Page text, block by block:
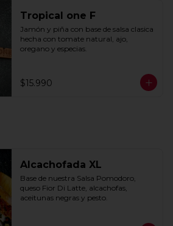
Tropical one F
Jamón y piña con base de salsa clasica
hecha con tomate natural, ajo,
oregano y especias.
$15.990
Alcachofada XL
Base de nuestra Salsa Pomodoro,
queso Fior Di Latte, alcachofas,
aceitunas negras y pesto.